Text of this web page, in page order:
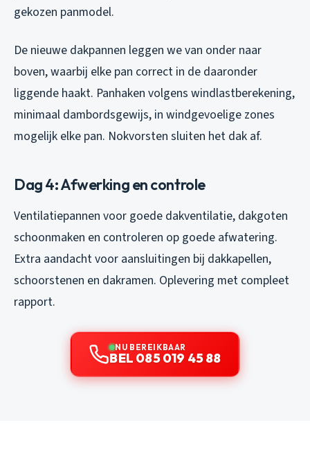
gekozen panmodel.
De nieuwe dakpannen leggen we van onder naar
boven, waarbij elke pan correct in de daaronder
liggende haakt. Panhaken volgens windlastberekening,
minimaal dambordsgewijs, in windgevoelige zones
mogelijk elke pan. Nokvorsten sluiten het dak af.
Dag 4: Afwerking en controle
Ventilatiepannen voor goede dakventilatie, dakgoten
schoonmaken en controleren op goede afwatering.
Extra aandacht voor aansluitingen bij dakkapellen,
schoorstenen en dakramen. Oplevering met compleet
rapport.
NU BEREIKBAAR
BEL 085 019 45 88